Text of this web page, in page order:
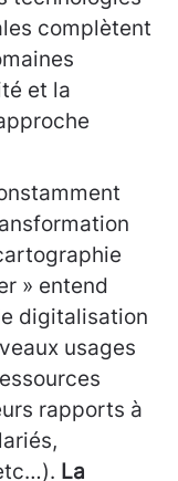
complètent
et la
» entend
digitalisation
usages
rapports à
La